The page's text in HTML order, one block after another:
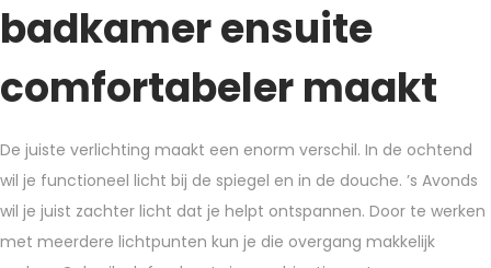
badkamer ensuite
comfortabeler maakt
De juiste verlichting maakt een enorm verschil. In de ochtend
wil je functioneel licht bij de spiegel en in de douche. ’s Avonds
wil je juist zachter licht dat je helpt ontspannen. Door te werken
met meerdere lichtpunten kun je die overgang makkelijk